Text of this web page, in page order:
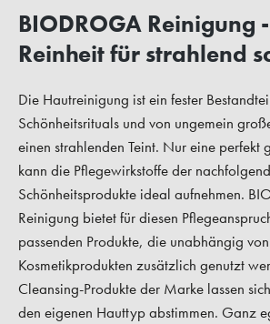
BIODROGA Reinigung
Reinheit für strahlend
Die Hautreinigung ist ein fester
Schönheitsrituals und von ungemein
einen strahlenden Teint. Nur eine perfekt
kann die Pflegewirkstoffe der
Schönheitsprodukte ideal aufnehmen.
Reinigung bietet für diesen
passenden Produkte, die unabhängig
Kosmetikprodukten zusätzlich genutzt
Cleansing-Produkte der Marke lassen
den eigenen Hauttyp abstimmen. Ganz